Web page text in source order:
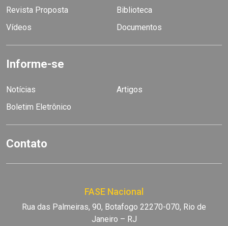
Revista Proposta
Biblioteca
Vídeos
Documentos
Informe-se
Notícias
Artigos
Boletim Eletrônico
Contato
FASE Nacional
Rua das Palmeiras, 90, Botafogo 22270-070, Rio de
Janeiro – RJ